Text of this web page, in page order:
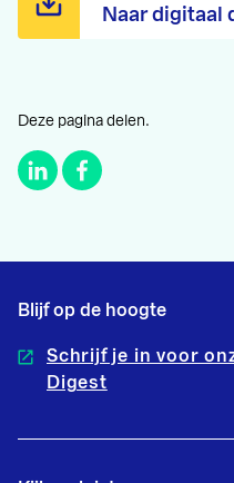
Naar digitaal
Deze pagina delen.
Blijf op de hoogte
Schrijf je in voor
Digest